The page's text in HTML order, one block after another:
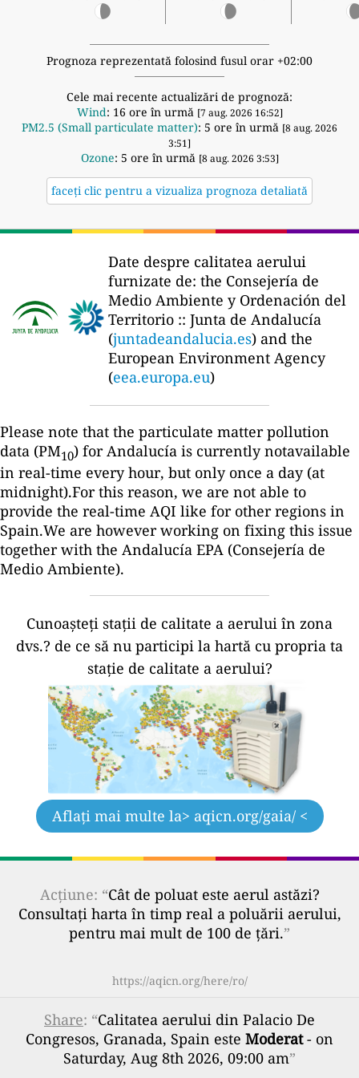
Prognoza reprezentată folosind fusul orar +02:00
Cele mai recente actualizări de prognoză:
Wind: 16 ore în urmă [7 aug. 2026 16:52]
PM2.5 (Small particulate matter): 5 ore în urmă [8 aug. 2026
3:51]
Ozone: 5 ore în urmă [8 aug. 2026 3:53]
faceți clic pentru a vizualiza prognoza detaliată
Date despre calitatea aerului
furnizate de: the Consejería de
Medio Ambiente y Ordenación del
Territorio :: Junta de Andalucía
(juntadeandalucia.es) and the
European Environment Agency
(eea.europa.eu)
Please note that the particulate matter pollution
data (PM10) for Andalucía is currently notavailable
in real-time every hour, but only once a day (at
midnight).For this reason, we are not able to
provide the real-time AQI like for other regions in
Spain.We are however working on fixing this issue
together with the Andalucía EPA (Consejería de
Medio Ambiente).
Cunoașteți stații de calitate a aerului în zona
dvs.? de ce să nu participi la hartă cu propria ta
stație de calitate a aerului?
Aflați mai multe la> aqicn.org/gaia/ <
Acțiune: “Cât de poluat este aerul astăzi?
Consultați harta în timp real a poluării aerului,
pentru mai mult de 100 de țări.”
https://aqicn.org/here/ro/
Share: “Calitatea aerului din Palacio De
Congresos, Granada, Spain este Moderat- on
Saturday, Aug 8th 2026, 09:00 am”